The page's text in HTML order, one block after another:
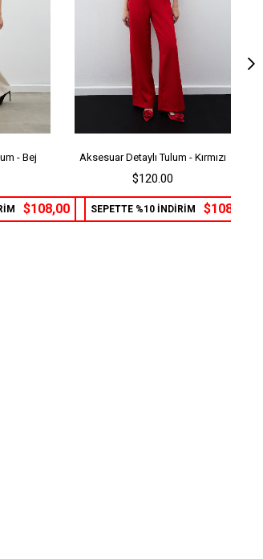
- Bej
$108,00
Aksesuar Detaylı Tulum - Kırmızı
$120.00
SEPETTE %10 İNDİRİM $108,00